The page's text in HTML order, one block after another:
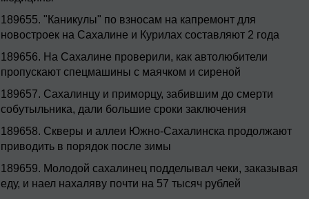
189655. "Каникулы" по взносам на капремонт для
новостроек на Сахалине и Курилах составляют 2 года
189656. На Сахалине проверили, как автолюбители
пропускают спецмашины с маячком и сиреной
189657. Сахалинцу и приморцу, забившим до смерти
собутыльника, дали большие сроки заключения
189658. Скверы и аллеи Южно-Сахалинска продолжают
приводить в порядок после зимы
189659. Молодой сахалинец подделывал чеки, заказывая
еду, и наел нахаляву почти на 57 тысяч рублей